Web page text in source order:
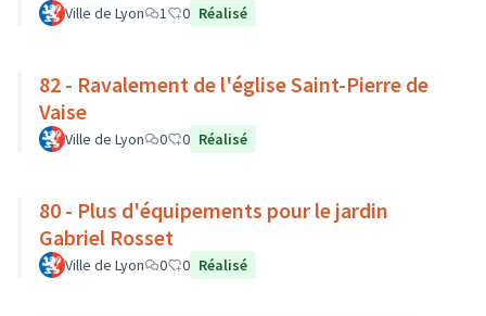
Ville de Lyon 1 0 Réalisé
82 - Ravalement de l'église Saint-Pierre de
Vaise
Ville de Lyon 0 0 Réalisé
80 - Plus d'équipements pour le jardin
Gabriel Rosset
Ville de Lyon 0 0 Réalisé